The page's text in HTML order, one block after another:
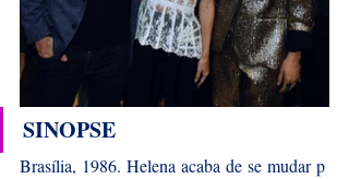
SINOPSE
Brasília, 1986. Helena acaba de se mudar p